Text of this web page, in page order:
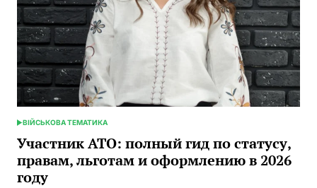
ОПУБЛИКОВАНО
В
ВІЙСЬКОВА ТЕМАТИКА
Участник АТО: полный гид по статусу,
правам, льготам и оформлению в 2026
году